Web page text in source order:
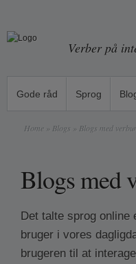
Verber på
Gode råd Sprog
Home » Blogs » Blogs med
Blogs med
Det talte sprog online
bruger i vores
brugeren til at